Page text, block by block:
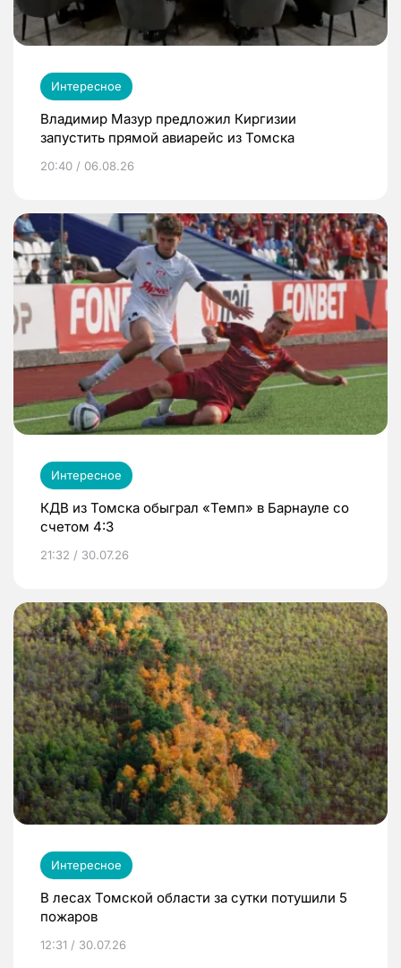
Интересное
Владимир Мазур предложил Киргизии
запустить прямой авиарейс из Томска
20:40 / 06.08.26
Интересное
КДВ из Томска обыграл «Темп» в Барнауле со
счетом 4:3
21:32 / 30.07.26
Интересное
В лесах Томской области за сутки потушили 5
пожаров
12:31 / 30.07.26